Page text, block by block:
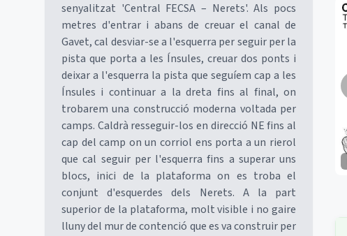
senyalitzat 'Central FECSA – Nerets'. Als pocs
metres d'entrar i abans de creuar el canal de
Gavet, cal desviar-se a l'esquerra per seguir per la
pista que porta a les Ínsules, creuar dos ponts i
deixar a l'esquerra la pista que seguíem cap a les
Ínsules i continuar a la dreta fins al final, on
trobarem una construcció moderna voltada per
camps. Caldrà resseguir-los en direcció NE fins al
cap del camp on un corriol ens porta a un rierol
que cal seguir per l'esquerra fins a superar uns
blocs, inici de la plataforma on es troba el
conjunt d'esquerdes dels Nerets. A la part
superior de la plataforma, molt visible i no gaire
lluny del mur de contenció que es va construir per